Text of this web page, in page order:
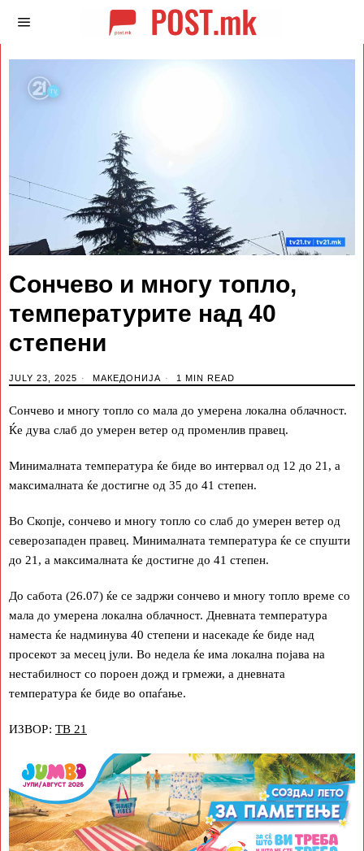
Сончево и многу топло,
температурите над 40
степени
JULY 23, 2025 МАКЕДОНИЈА 1 MIN READ
Сончево и многу топло со мала до умерена локална облачност.
Ќе дува слаб до умерен ветер од променлив правец.
Минималната температура ќе биде во интервал од 12 до 21, а
максималната ќе достигне од 35 до 41 степен.
Во Скопје, сончево и многу топло со слаб до умерен ветер од
северозападен правец. Минималната температура ќе се спушти
до 21, а максималната ќе достигне до 41 степен.
До сабота (26.07) ќе се задржи сончево и многу топло време со
мала до умерена локална облачност. Дневната температура
наместа ќе надминува 40 степени и насекаде ќе биде над
просекот за месец јули. Во недела ќе има локална појава на
нестабилност со пороен дожд и грмежи, а дневната
температура ќе биде во опаѓање.
ИЗВОР: ТВ 21